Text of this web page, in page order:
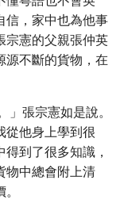
信，家中也為他事
宗憲的父親張仲英
源不斷的貨物，在
」張宗憲如是說。
從他身上學到很
到了很多知識，
物中總會附上清